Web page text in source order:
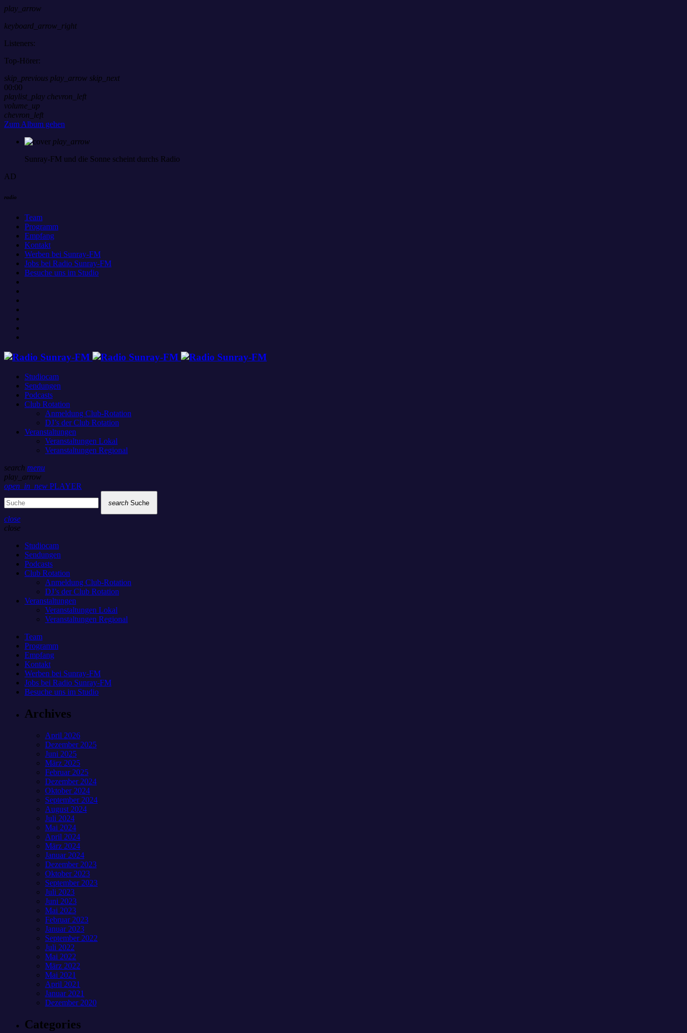
play_arrow
keyboard_arrow_right
Listeners:
Top-Hörer:
skip_previous play_arrow skip_next
00:00
playlist_play chevron_left
volume_up
chevron_left
Zum Album gehen
play_arrow
Sunray-FM und die Sonne scheint durchs Radio
AD
radio
Team
Programm
Empfang
Kontakt
Werben bei Sunray-FM
Jobs bei Radio Sunray-FM
Besuche uns im Studio
Studiocam
Sendungen
Podcasts
Club Rotation
Anmeldung Club-Rotation
DJ’s der Club Rotation
Veranstaltungen
Veranstaltungen Lokal
Veranstaltungen Regional
search menu
play_arrow
open_in_new PLAYER
search Suche
close
close
Studiocam
Sendungen
Podcasts
Club Rotation
Anmeldung Club-Rotation
DJ’s der Club Rotation
Veranstaltungen
Veranstaltungen Lokal
Veranstaltungen Regional
Team
Programm
Empfang
Kontakt
Werben bei Sunray-FM
Jobs bei Radio Sunray-FM
Besuche uns im Studio
Archives
April 2026
Dezember 2025
Juni 2025
März 2025
Februar 2025
Dezember 2024
Oktober 2024
September 2024
August 2024
Juli 2024
Mai 2024
April 2024
März 2024
Januar 2024
Dezember 2023
Oktober 2023
September 2023
Juli 2023
Juni 2023
Mai 2023
Februar 2023
Januar 2023
September 2022
Juli 2022
Mai 2022
März 2022
Mai 2021
April 2021
Januar 2021
Dezember 2020
Categories